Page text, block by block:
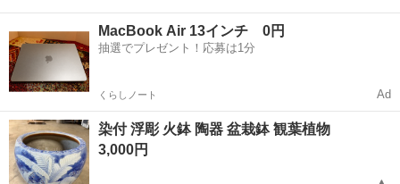
MacBook Air 13インチ 0円
抽選でプレゼント！応募は1分
くらしノート Ad
染付 浮彫 火鉢 陶器 盆栽鉢 観葉植物
3,000円